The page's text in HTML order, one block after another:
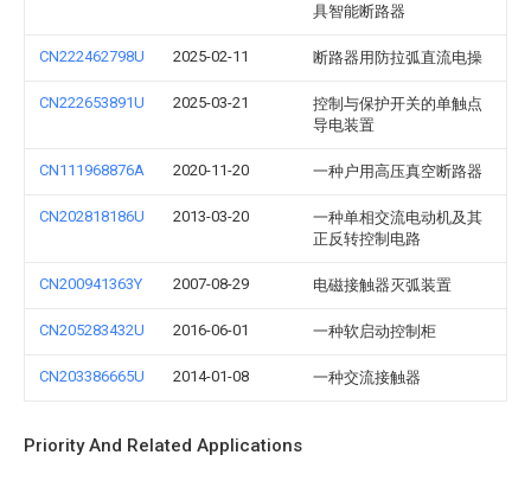
具智能断路器
CN222462798U 2025-02-11 断路器用防拉弧直流电操
CN222653891U 2025-03-21
控制与保护开关的单触点
导电装置
CN111968876A 2020-11-20 一种户用高压真空断路器
CN202818186U 2013-03-20
一种单相交流电动机及其
正反转控制电路
CN200941363Y 2007-08-29 电磁接触器灭弧装置
CN205283432U 2016-06-01 一种软启动控制柜
CN203386665U 2014-01-08 一种交流接触器
Priority And Related Applications